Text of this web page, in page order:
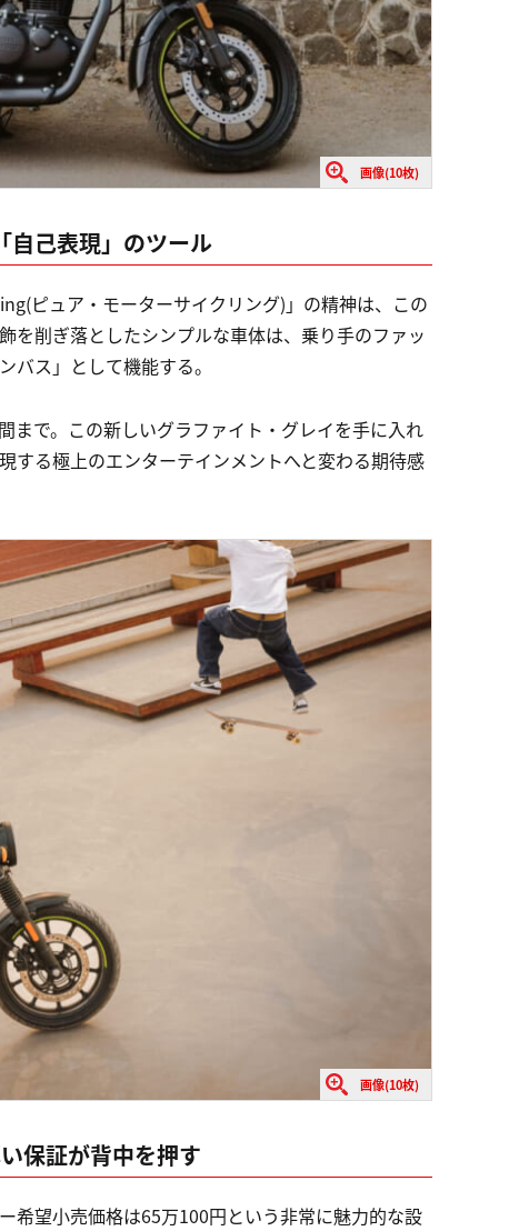
画像(10枚)
自己表現」のツール
ピュア・モーターサイクリング)」の精神は、この
を削ぎ落としたシンプルな車体は、乗り手のファッ
バス」として機能する。
まで。この新しいグラファイト・グレイを手に入れ
する極上のエンターテインメントへと変わる期待感
画像(10枚)
保証が背中を押す
希望小売価格は65万100円という非常に魅力的な設